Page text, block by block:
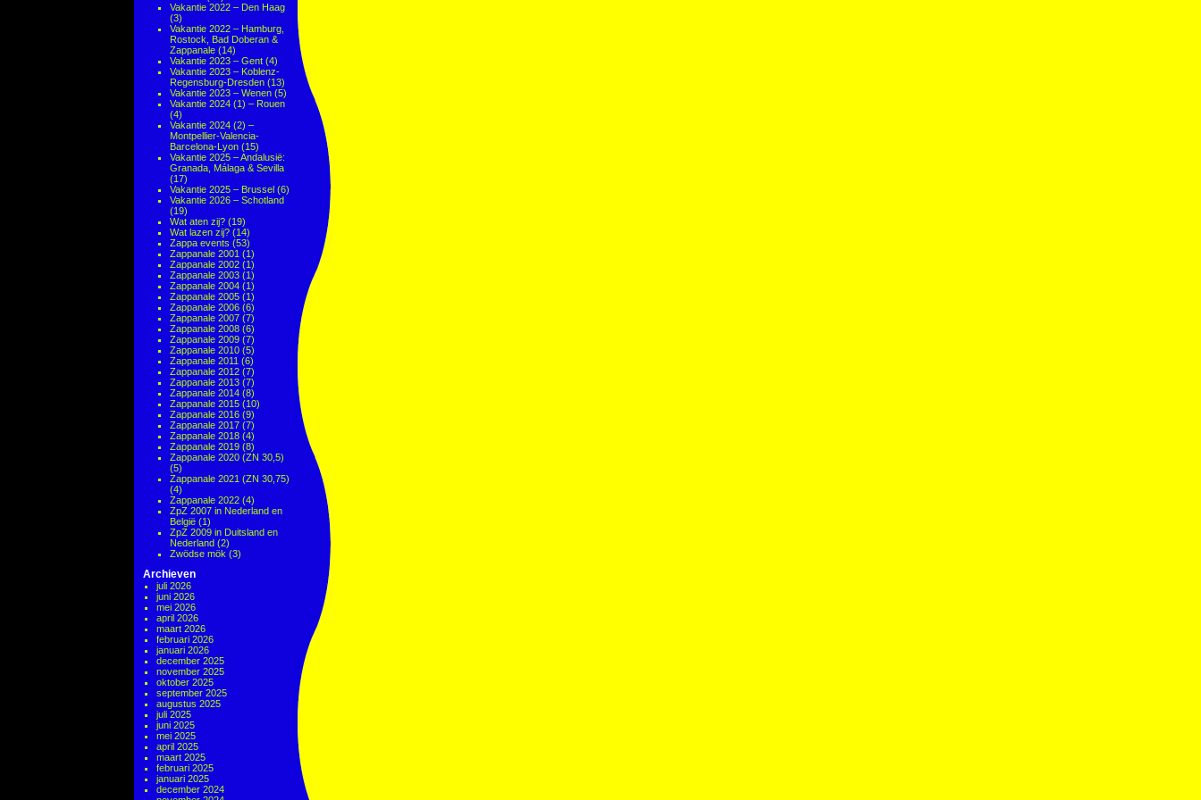
Vakantie 2022 – Den Haag
(3)
Vakantie 2022 – Hamburg,
Rostock, Bad Doberan &
Zappanale (14)
Vakantie 2023 – Gent (4)
Vakantie 2023 – Koblenz-
Regensburg-Dresden (13)
Vakantie 2023 – Wenen (5)
Vakantie 2024 (1) – Rouen
(4)
Vakantie 2024 (2) –
Montpellier-Valencia-
Barcelona-Lyon (15)
Vakantie 2025 – Andalusië:
Granada, Málaga & Sevilla
(17)
Vakantie 2025 – Brussel (6)
Vakantie 2026 – Schotland
(19)
Wat aten zij? (19)
Wat lazen zij? (14)
Zappa events (53)
Zappanale 2001 (1)
Zappanale 2002 (1)
Zappanale 2003 (1)
Zappanale 2004 (1)
Zappanale 2005 (1)
Zappanale 2006 (6)
Zappanale 2007 (7)
Zappanale 2008 (6)
Zappanale 2009 (7)
Zappanale 2010 (5)
Zappanale 2011 (6)
Zappanale 2012 (7)
Zappanale 2013 (7)
Zappanale 2014 (8)
Zappanale 2015 (10)
Zappanale 2016 (9)
Zappanale 2017 (7)
Zappanale 2018 (4)
Zappanale 2019 (8)
Zappanale 2020 (ZN 30,5)
(5)
Zappanale 2021 (ZN 30,75)
(4)
Zappanale 2022 (4)
ZpZ 2007 in Nederland en
België (1)
ZpZ 2009 in Duitsland en
Nederland (2)
Zwödse mök (3)
Archieven
juli 2026
juni 2026
mei 2026
april 2026
maart 2026
februari 2026
januari 2026
december 2025
november 2025
oktober 2025
september 2025
augustus 2025
juli 2025
juni 2025
mei 2025
april 2025
maart 2025
februari 2025
januari 2025
december 2024